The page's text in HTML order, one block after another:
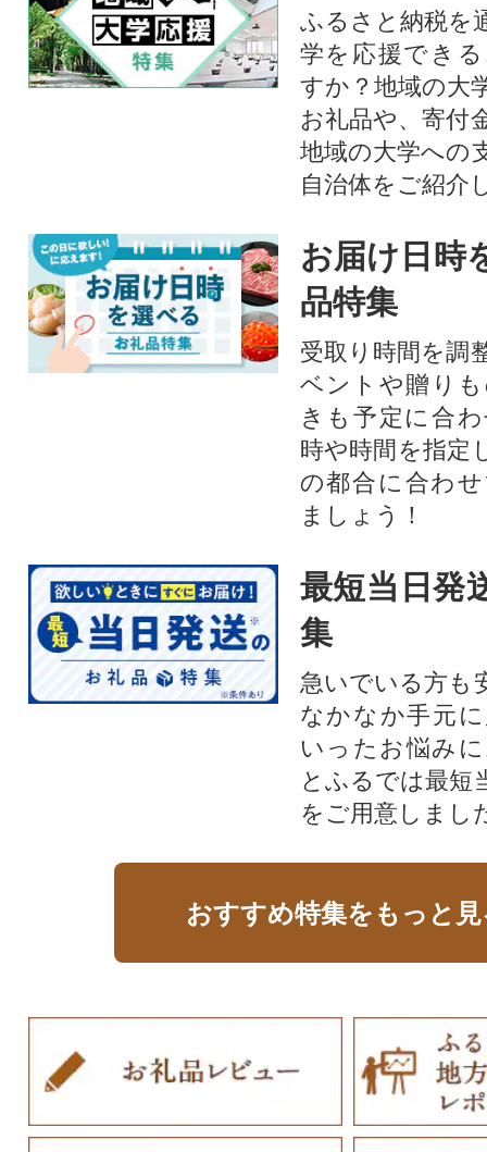
ふるさと納税を
学を応援でき
すか？地域の大
お礼品や、寄付
地域の大学への
自治体をご紹介
お届け日時
品特集
受取り時間を調
ベントや贈り
きも予定に合
時や時間を指定
の都合に合わ
ましょう！
最短当日発
集
急いでいる方も
なかなか手元
いったお悩み
とふるでは最短
をご用意しまし
おすすめ特集をもっと